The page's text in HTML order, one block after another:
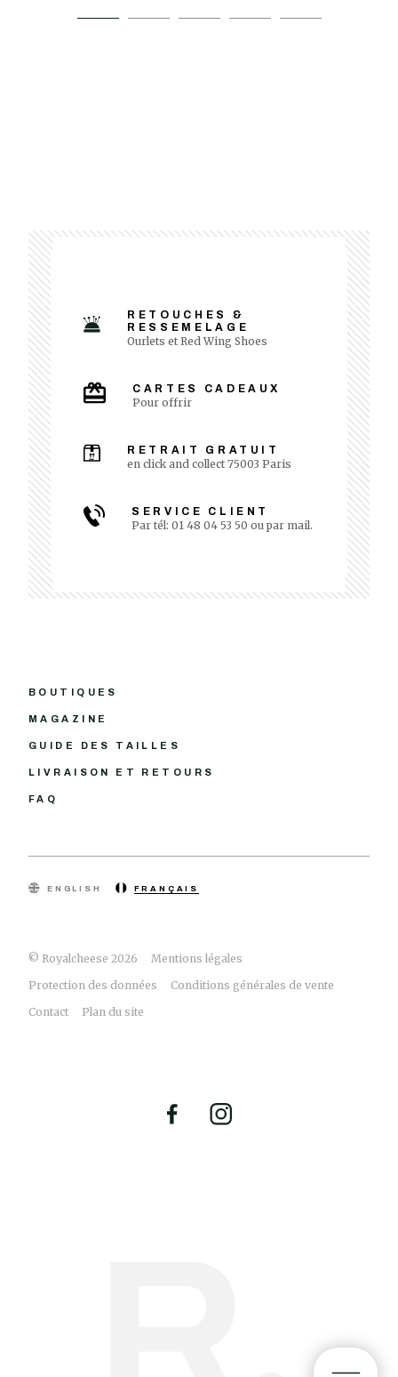
RETOUCHES &
RESSEMELAGE
Ourlets et Red Wing Shoes
CARTES CADEAUX
Pour offrir
RETRAIT GRATUIT
en click and collect 75003 Paris
SERVICE CLIENT
Par tél: 01 48 04 53 50 ou par mail.
BOUTIQUES
MAGAZINE
GUIDE DES TAILLES
LIVRAISON ET RETOURS
FAQ
© Royalcheese 2026
Mentions légales
Protection des données
Conditions générales de vente
Contact
Plan du site
ENGLISH FRANÇAIS